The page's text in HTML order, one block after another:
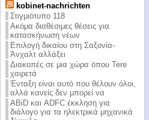
kobinet-nachrichten
Στιγμιότυπο 118
Ακόμα διαθέσιμες θέσεις για
κατασκήνωση νέων
Επιλογή δικαίου στη Σαξονία-
Άνχαλτ αλλάξει
Διακοπές σε μια χώρα όπου Tere
χαιρετά
Ένταξη είναι αυτό που θέλουν όλοι,
αλλά κανείς δεν μπορεί να
ABiD και ADFC έκκληση για
διάλογο για τα ηλεκτρικά μηχανικά